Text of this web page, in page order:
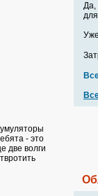
- это
две волги
Да,